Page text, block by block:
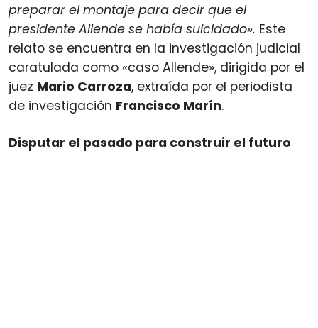
preparar el montaje para decir que el
presidente Allende se había suicidado». Este
relato se encuentra en la investigación judicial
caratulada como «caso Allende», dirigida por el
juez Mario Carroza, extraída por el periodista
de investigación Francisco Marín.
Disputar el pasado para construir el futuro